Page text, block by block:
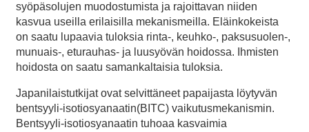
syöpäsolujen muodostumista ja rajoittavan niiden
kasvua useilla erilaisilla mekanismeilla. Eläinkokeista
on saatu lupaavia tuloksia rinta-, keuhko-, paksusuolen-,
munuais-, eturauhas- ja luusyövän hoidossa. Ihmisten
hoidosta on saatu samankaltaisia tuloksia.
Japanilaistutkijat ovat selvittäneet papaijasta löytyvän
bentsyyli-isotiosyanaatin(BITC) vaikutusmekanismin.
Bentsyyli-isotiosyanaatin tuhoaa kasvaimia